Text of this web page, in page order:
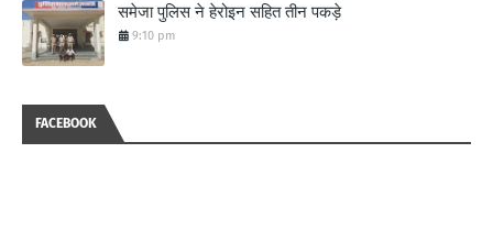
समेजा पुलिस ने हेरोइन सहित तीन पकड़े
9:10 pm
FACEBOOK